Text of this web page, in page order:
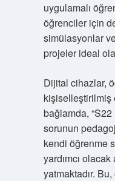
uygulamalı
öğrenciler için
simülasyonlar
projeler ideal
Dijital cihazlar,
kişiselleştirilmiş
bağlamda,
sorunun
kendi öğrenme
yardımcı
yatmaktadır.